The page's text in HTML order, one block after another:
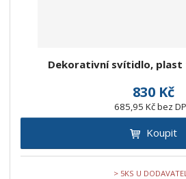
Dekorativní svítidlo, plast
830 Kč
685,95 Kč bez
Koupit
> 5KS U